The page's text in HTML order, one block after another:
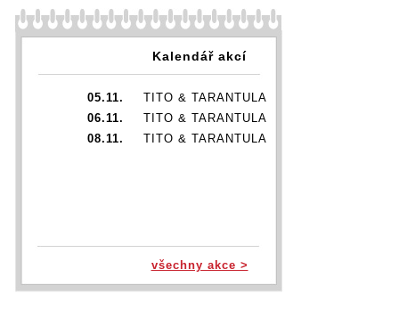
Kalendář akcí
05.11.
TITO & TARANTULA
06.11.
TITO & TARANTULA
08.11.
TITO & TARANTULA
všechny akce >